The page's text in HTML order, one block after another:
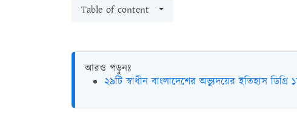
Table of content
আরও পড়ুনঃ
২৯টি স্বাধীন বাংলাদেশের অভ্যুদয়ের ইতিহাস ডিগ্রি